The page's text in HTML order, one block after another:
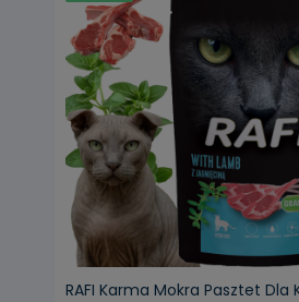
RAFI Karma Mokra Pasztet Dla